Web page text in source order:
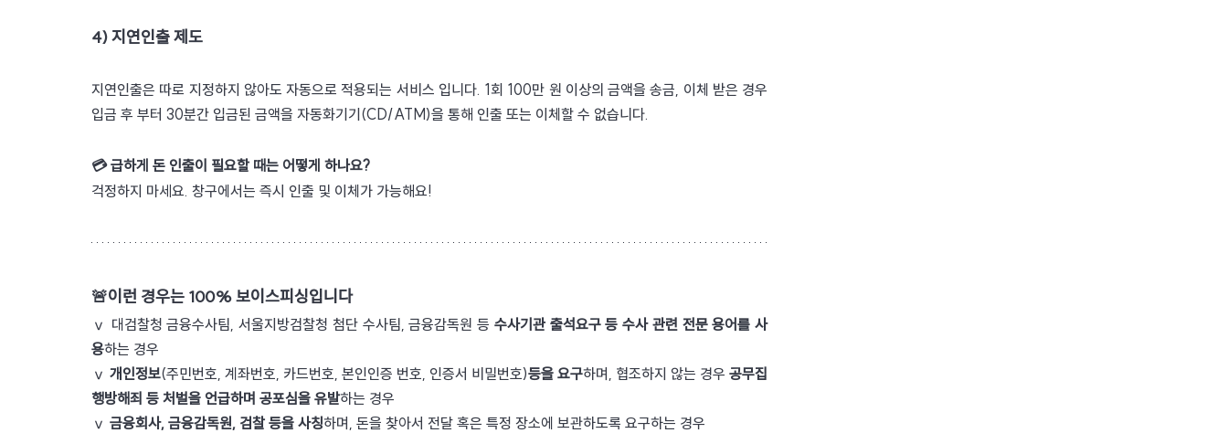
4) 지연인출 제도
지연인출은 따로 지정하지 않아도 자동으로 적용되는 서비스 입니다. 1회 100만 원 이상의 금액을 송금, 이체 받은 경우
입금 후 부터 30분간 입금된 금액을 자동화기기(CD/ATM)을 통해 인출 또는 이체할 수 없습니다.
💳 급하게 돈 인출이 필요할 때는 어떻게 하나요?
걱정하지 마세요. 창구에서는 즉시 인출 및 이체가 가능해요!
🚨이런 경우는 100% 보이스피싱입니다
ⅴ 대검찰청 금융수사팀, 서울지방검찰청 첨단 수사팀, 금융감독원 등 수사기관 출석요구 등 수사 관련 전문 용어를 사
용하는 경우
ⅴ 개인정보(주민번호, 계좌번호, 카드번호, 본인인증 번호, 인증서 비밀번호)등을 요구하며, 협조하지 않는 경우 공무집
행방해죄 등 처벌을 언급하며 공포심을 유발하는 경우
ⅴ 금융회사, 금융감독원, 검찰 등을 사칭하며, 돈을 찾아서 전달 혹은 특정 장소에 보관하도록 요구하는 경우